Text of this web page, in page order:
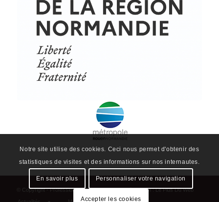
Notre site utilise des cookies. Ceci nous permet d'obtenir des
statistiques de visites et des informations sur nos internautes.
En savoir plus Personnaliser votre navigation
Accepter les cookies